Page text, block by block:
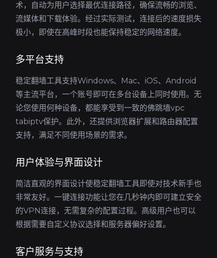
术，自动为用户选择最优连接路径，确保流畅的浏览、
流媒体和下载体验。经过实际测试，连接后的速度损失
极小，即使在高峰时段也能保持稳定的网络速度。
多平台支持
稳定翻墙工具支持Windows、Mac、iOS、Android
等主流平台，一个账号即可在多台设备上同时使用。无
论您使用何种设备，都能享受到一致的佛跳墙vpc
tabiptv保护。此外，还提供浏览器扩展和路由器配置
支持，满足不同使用场景的需求。
用户体验与界面设计
简洁直观的界面设计使稳定翻墙工具即使对技术新手也
非常友好。一键连接功能让您在几秒钟内即可建立安全
的VPN连接，无需复杂的配置过程。高级用户也可以
根据需要自定义协议选择和服务器偏好设置。
客户服务与支持